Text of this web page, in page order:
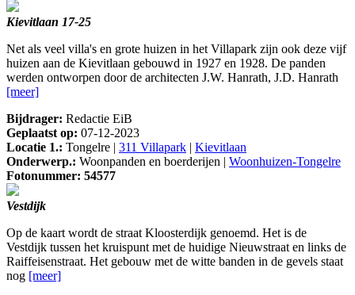
Kievitlaan 17-25
Net als veel villa's en grote huizen in het Villapark zijn ook deze vijf
huizen aan de Kievitlaan gebouwd in 1927 en 1928. De panden
werden ontworpen door de architecten J.W. Hanrath, J.D. Hanrath
[meer]
Bijdrager: Redactie EiB
Geplaatst op: 07-12-2023
Locatie 1.: Tongelre | 311 Villapark | Kievitlaan
Onderwerp.: Woonpanden en boerderijen | Woonhuizen-Tongelre
Fotonummer: 54577
Vestdijk
Op de kaart wordt de straat Kloosterdijk genoemd. Het is de
Vestdijk tussen het kruispunt met de huidige Nieuwstraat en links de
Raiffeisenstraat. Het gebouw met de witte banden in de gevels staat
nog [meer]